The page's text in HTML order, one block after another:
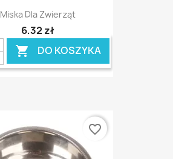
Miska Dla Zwierząt
6,32 zł
 DO KOSZYKA
favorite_border